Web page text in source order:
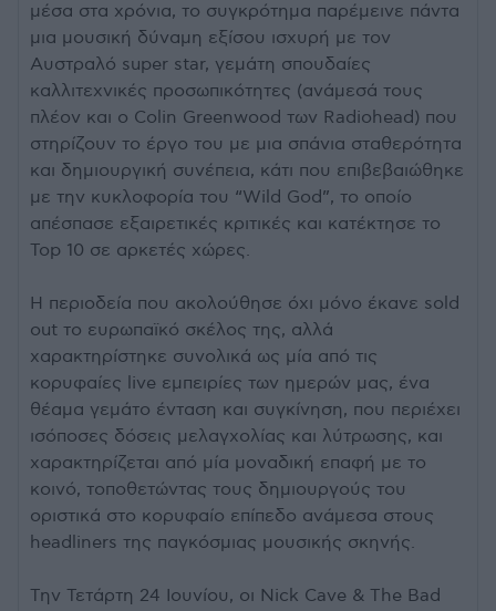
μέσα στα χρόνια, το συγκρότημα παρέμεινε πάντα
μια μουσική δύναμη εξίσου ισχυρή με τον
Αυστραλό super star, γεμάτη σπουδαίες
καλλιτεχνικές προσωπικότητες (ανάμεσά τους
πλέον και ο Colin Greenwood των Radiohead) που
στηρίζουν το έργο του με μια σπάνια σταθερότητα
και δημιουργική συνέπεια, κάτι που επιβεβαιώθηκε
με την κυκλοφορία του “Wild God”, το οποίο
απέσπασε εξαιρετικές κριτικές και κατέκτησε το
Top 10 σε αρκετές χώρες.
Η περιοδεία που ακολούθησε όχι μόνο έκανε sold
out το ευρωπαϊκό σκέλος της, αλλά
χαρακτηρίστηκε συνολικά ως μία από τις
κορυφαίες live εμπειρίες των ημερών μας, ένα
θέαμα γεμάτο ένταση και συγκίνηση, που περιέχει
ισόποσες δόσεις μελαγχολίας και λύτρωσης, και
χαρακτηρίζεται από μία μοναδική επαφή με το
κοινό, τοποθετώντας τους δημιουργούς του
οριστικά στο κορυφαίο επίπεδο ανάμεσα στους
headliners της παγκόσμιας μουσικής σκηνής.
Την Τετάρτη 24 Ιουνίου, οι Nick Cave & The Bad